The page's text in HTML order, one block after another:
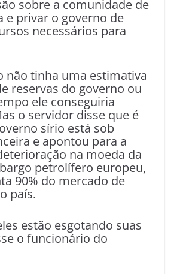
sobre a comunidade de
e privar o governo de
necessários para
não tinha uma estimativa
reservas do governo ou
ele conseguiria
o servidor disse que é
sírio está sob
e apontou para a
na moeda da
petrolífero europeu,
90% do mercado de
país.
estão esgotando suas
o funcionário do